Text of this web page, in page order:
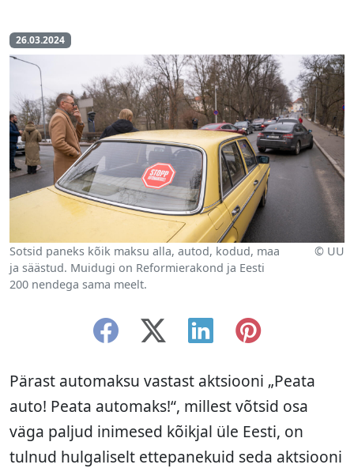
26.03.2024
Sotsid paneks kõik maksu alla, autod, kodud, maa
ja säästud. Muidugi on Reformierakond ja Eesti
200 nendega sama meelt.
© UU
Pärast automaksu vastast aktsiooni „Peata
auto! Peata automaks!“, millest võtsid osa
väga paljud inimesed kõikjal üle Eesti, on
tulnud hulgaliselt ettepanekuid seda aktsiooni